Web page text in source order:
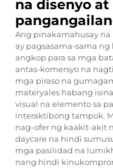
na disenyo
Ang pinakamahusay na
ay pagsasama-sama
angkop para sa mga
antas-komersyo na
mga piraso na
materyales habang
visual na elemento sa
interaktibong tampok.
nag-ofer ng kaakit-akit
daycare na hindi
mga pasilidad na
nang hindi